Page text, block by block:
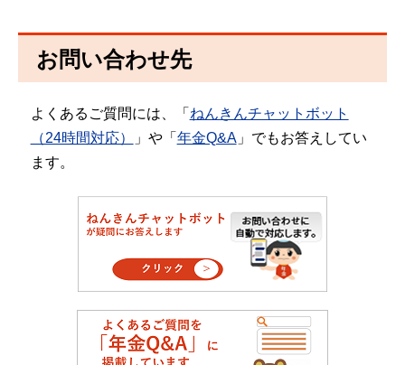
お問い合わせ先
よくあるご質問には、「 ねんきんチャットボット
（24時間対応）
」や「 年金Q&A」でもお答えしてい
ます。